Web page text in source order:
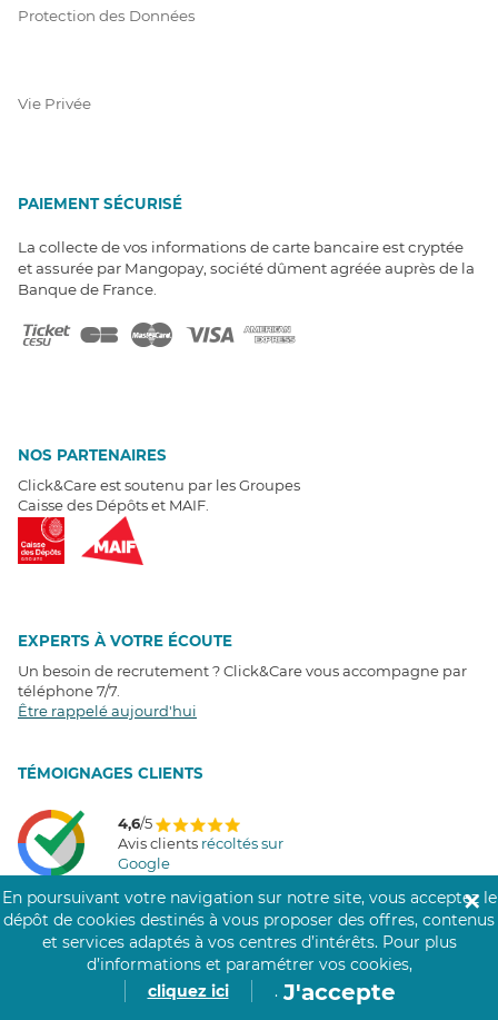
Protection des Données
Vie Privée
PAIEMENT SÉCURISÉ
La collecte de vos informations de carte bancaire est cryptée
et assurée par Mangopay, société dûment agréée auprès de la
Banque de France.
NOS PARTENAIRES
Click&Care est soutenu par les Groupes
Caisse des Dépôts et MAIF.
EXPERTS À VOTRE ÉCOUTE
Un besoin de recrutement ? Click&Care vous accompagne par
téléphone 7/7
Être rappelé aujourd'hui
TÉMOIGNAGES CLIENTS
4,6/5
Avis clients récoltés sur
Google
COMMUNAUTÉ CLICK&CARE
En poursuivant votre navigation sur notre site, vous acceptez le
dépôt de cookies destinés à vous proposer des offres, contenus
et services adaptés à vos centres d’intérêts. Pour plus
d’informations et paramétrer vos cookies,
cliquez ici
. J'accepte
✕